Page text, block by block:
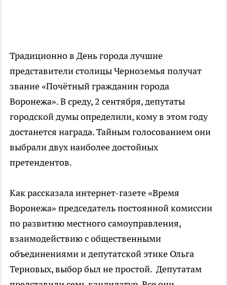
Традиционно в День города лучшие
представители столицы Черноземья получат
звание «Почётный гражданин города
Воронежа». В среду, 2 сентября, депутаты
городской думы определили, кому в этом году
достанется награда. Тайным голосованием они
выбрали двух наиболее достойных
претендентов.
Как рассказала интернет-газете «Время
Воронежа» председатель постоянной комиссии
по развитию местного самоуправления,
взаимодействию с общественными
объединениями и депутатской этике Ольга
Терновых, выбор был не простой. Депутатам